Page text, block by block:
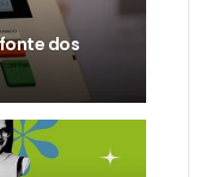
dos